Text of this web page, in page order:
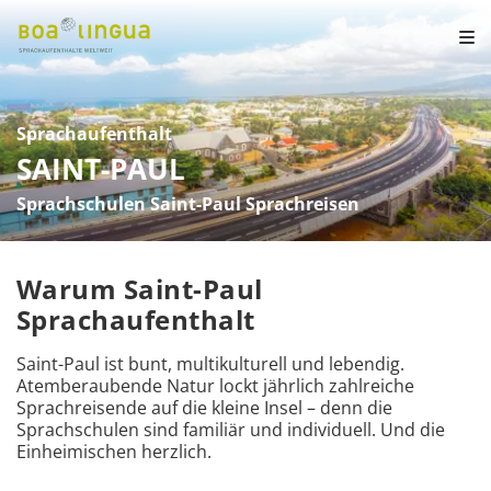
Sprachaufenthalt
SAINT-PAUL
Sprachschulen Saint-Paul Sprachreisen
Warum Saint-Paul
Sprachaufenthalt
Saint-Paul ist bunt, multikulturell und lebendig.
Atemberaubende Natur lockt jährlich zahlreiche
Sprachreisende auf die kleine Insel – denn die
Sprachschulen sind familiär und individuell. Und die
Einheimischen herzlich.